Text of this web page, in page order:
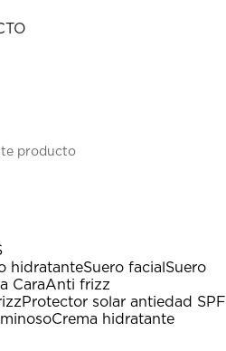
producto
hidratanteSuero facial Suero
CaraAnti frizz
Protector solar antiedad SPF
Crema hidratante